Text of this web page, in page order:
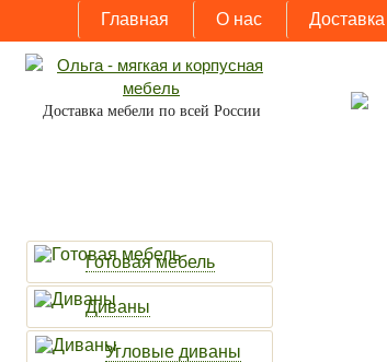
Главная О нас
Доставка мебели по всей России
Готовая мебель
Диваны
Угловые диваны